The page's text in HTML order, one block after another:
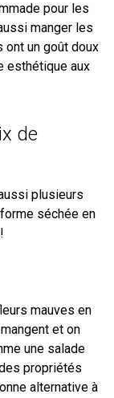
pour les
manger les
ont un goût doux
esthétique aux
de
plusieurs
séchée en
mauves en
et on
une salade
propriétés
alternative à